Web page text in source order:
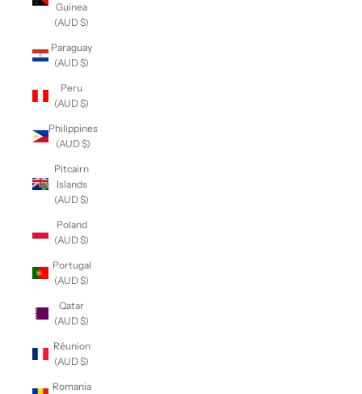
Guinea
(AUD $)
Paraguay
(AUD $)
Peru
(AUD $)
Philippines
(AUD $)
Pitcairn
Islands
(AUD $)
Poland
(AUD $)
Portugal
(AUD $)
Qatar
(AUD $)
Réunion
(AUD $)
Romania